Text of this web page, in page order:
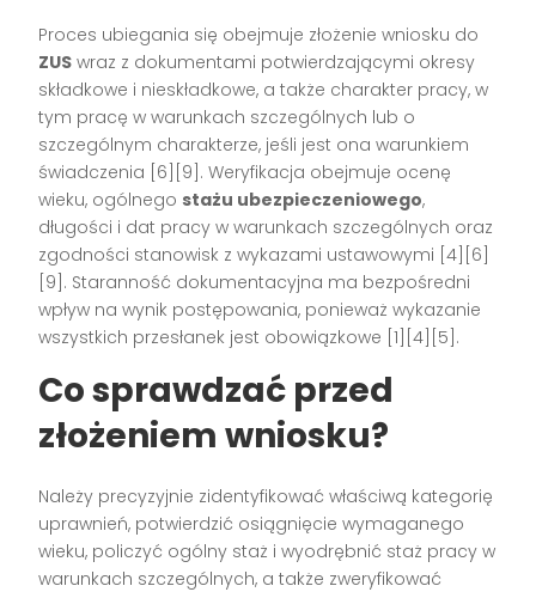
Proces ubiegania się obejmuje złożenie wniosku do
ZUS wraz z dokumentami potwierdzającymi okresy
składkowe i nieskładkowe, a także charakter pracy, w
tym pracę w warunkach szczególnych lub o
szczególnym charakterze, jeśli jest ona warunkiem
świadczenia [6][9]. Weryfikacja obejmuje ocenę
wieku, ogólnego stażu ubezpieczeniowego,
długości i dat pracy w warunkach szczególnych oraz
zgodności stanowisk z wykazami ustawowymi [4][6]
[9]. Staranność dokumentacyjna ma bezpośredni
wpływ na wynik postępowania, ponieważ wykazanie
wszystkich przesłanek jest obowiązkowe [1][4][5].
Co sprawdzać przed
złożeniem wniosku?
Należy precyzyjnie zidentyfikować właściwą kategorię
uprawnień, potwierdzić osiągnięcie wymaganego
wieku, policzyć ogólny staż i wyodrębnić staż pracy w
warunkach szczególnych, a także zweryfikować